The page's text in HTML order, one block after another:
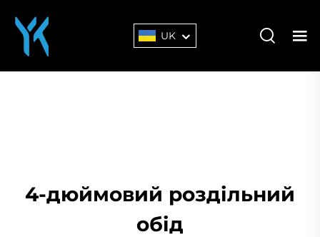
UK
4-дюймовий роздільний
обід